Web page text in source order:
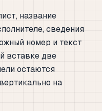
название
сведения
номер и текст
вставке две
остаются
на